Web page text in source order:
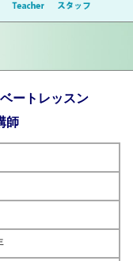
ートレッスン
師